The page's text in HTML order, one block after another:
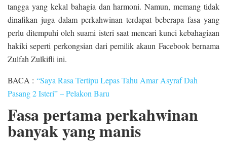
tangga yang kekal bahagia dan harmoni. Namun, memang tidak
dinafikan juga dalam perkahwinan terdapat beberapa fasa yang
perlu ditempuhi oleh suami isteri saat mencari kunci kebahagiaan
hakiki seperti perkongsian dari pemilik akaun Facebook bernama
Zulfah Zulkifli ini.
BACA : “Saya Rasa Tertipu Lepas Tahu Amar Asyraf Dah
Pasang 2 Isteri” – Pelakon Baru
Fasa pertama perkahwinan
banyak yang manis